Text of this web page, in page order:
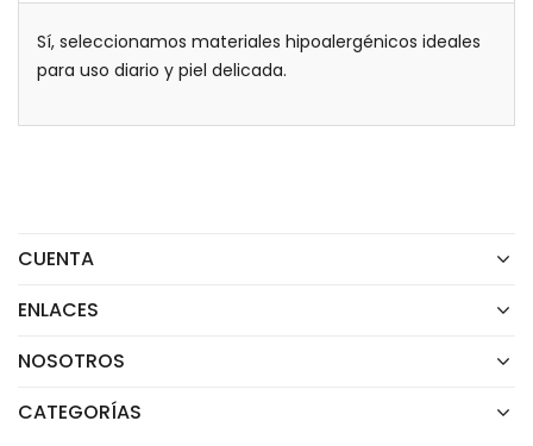
Sí, seleccionamos materiales hipoalergénicos ideales
para uso diario y piel delicada.
CUENTA
ENLACES
NOSOTROS
CATEGORÍAS